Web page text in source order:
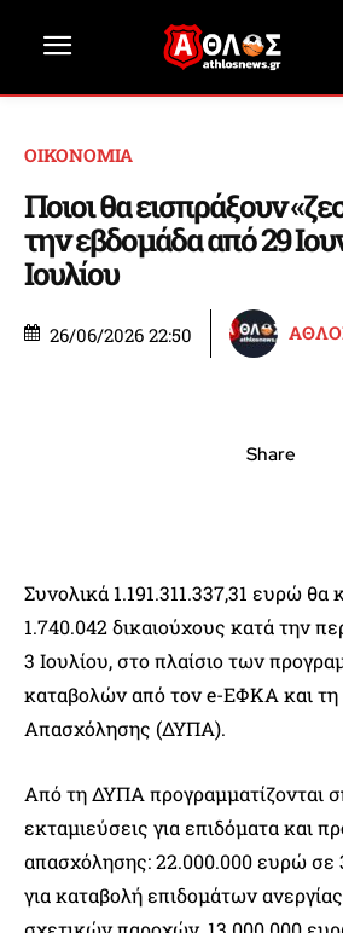
ΟΙΚΟΝΟΜΙΑ
Ποιοι θα εισπράξουν
την εβδομάδα από 29
Ιουλίου
26/06/2026 22:50
Share
Συνολικά 1.191.311.337,31 ευρώ θα
1.740.042 δικαιούχους κατά την
3 Ιουλίου, στο πλαίσιο των
καταβολών από τον e-ΕΦΚΑ και τη
Απασχόλησης (ΔΥΠΑ).
Από τη ΔΥΠΑ προγραμματίζονται
εκταμιεύσεις για επιδόματα και
απασχόλησης: 22.000.000 ευρώ σε
για καταβολή επιδομάτων